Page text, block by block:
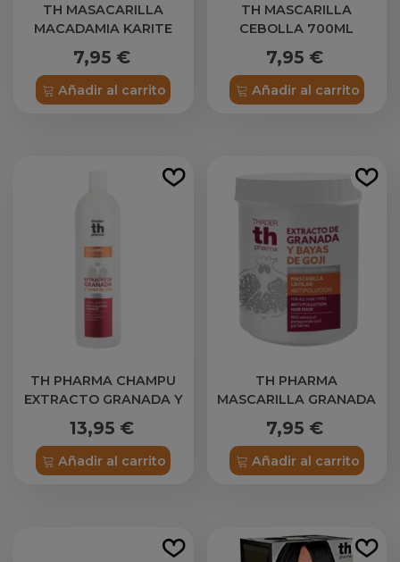
TH MASACARILLA
MACADAMIA KARITE
700ML
7,95 €
Añadir al carrito
TH MASCARILLA
CEBOLLA 700ML
7,95 €
Añadir al carrito
TH PHARMA CHAMPU
EXTRACTO GRANADA Y
BAYAS GOYI 1000 ML
13,95 €
Añadir al carrito
TH PHARMA
MASCARILLA GRANADA
Y BAYA DE GOJI 700ML
7,95 €
Añadir al carrito